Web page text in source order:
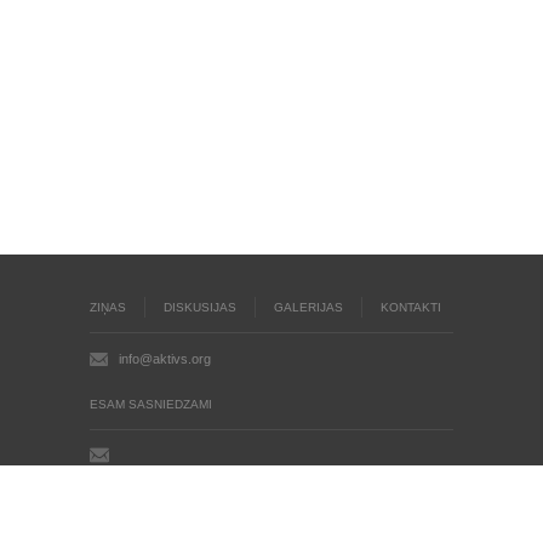
ZIŅAS DISKUSIJAS GALERIJAS KONTAKTI
info@aktivs.org
ESAM SASNIEDZAMI